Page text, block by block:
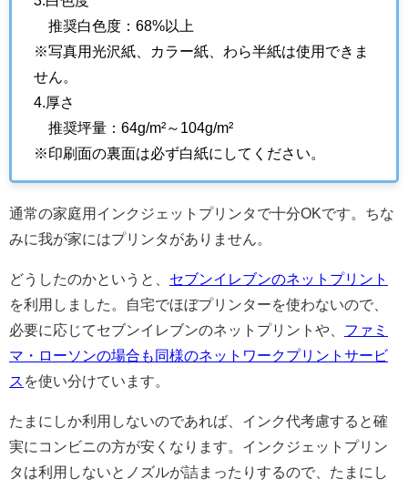
推奨白色度：68%以上
※写真用光沢紙、カラー紙、わら半紙は使用できま
せん。
4.厚さ
推奨坪量：64g/m²～104g/m²
※印刷面の裏面は必ず白紙にしてください。
通常の家庭用インクジェットプリンタで十分OKです。ちな
みに我が家にはプリンタがありません。
どうしたのかというと、 セブンイレブンのネットプリント
を利用しました。自宅でほぼプリンターを使わないので、
必要に応じてセブンイレブンのネットプリントや、 ファミ
マ・ローソンの場合も同様のネットワークプリントサービ
ス を使い分けています。
たまにしか利用しないのであれば、インク代考慮すると確
実にコンビニの方が安くなります。インクジェットプリン
タは利用しないとノズルが詰まったりするので、たまにし